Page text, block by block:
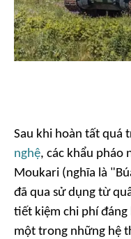
Sau khi hoàn tất quá
nghệ, các khẩu pháo
Moukari (nghĩa là
đã qua sử dụng từ
tiết kiệm chi phí
một trong những hệ